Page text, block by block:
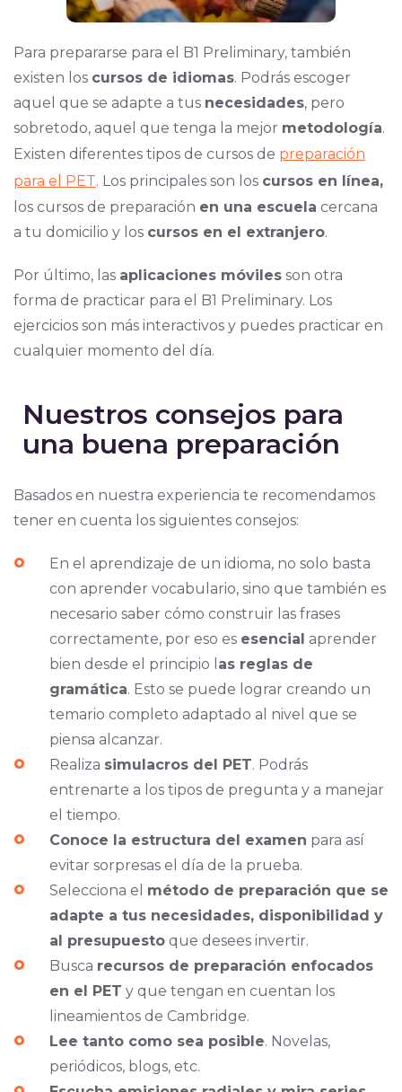
Para prepararse para el B1 Preliminary, también
existen los cursos de idiomas. Podrás escoger
aquel que se adapte a tus necesidades, pero
sobretodo, aquel que tenga la mejor metodología.
Existen diferentes tipos de cursos de preparación
para el PET. Los principales son los cursos en línea,
los cursos de preparación en una escuela cercana
a tu domicilio y los cursos en el extranjero.
Por último, las aplicaciones móviles son otra
forma de practicar para el B1 Preliminary. Los
ejercicios son más interactivos y puedes practicar en
cualquier momento del día.
Nuestros consejos para
una buena preparación
Basados en nuestra experiencia te recomendamos
tener en cuenta los siguientes consejos:
En el aprendizaje de un idioma, no solo basta
con aprender vocabulario, sino que también es
necesario saber cómo construir las frases
correctamente, por eso es esencial aprender
bien desde el principio l as reglas de
gramática. Esto se puede lograr creando un
temario completo adaptado al nivel que se
piensa alcanzar.
Realiza simulacros del PET. Podrás
entrenarte a los tipos de pregunta y a manejar
el tiempo.
Conoce la estructura del examen para así
evitar sorpresas el día de la prueba.
Selecciona el método de preparación que se
adapte a tus necesidades, disponibilidad y
al presupuesto que desees invertir.
Busca recursos de preparación enfocados
en el PET y que tengan en cuentan los
lineamientos de Cambridge.
Lee tanto como sea posible. Novelas,
periódicos, blogs, etc.